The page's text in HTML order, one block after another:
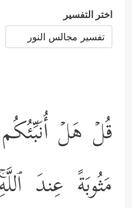
اختر التفسير
قُلۡ هَلۡ
مَثُوبَةً عِندَ